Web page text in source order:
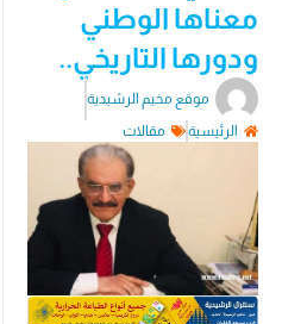
معناها الوطني
ودورها التاريخي..
موقع مخيم الرشيدية
الرئيسية
مقالات